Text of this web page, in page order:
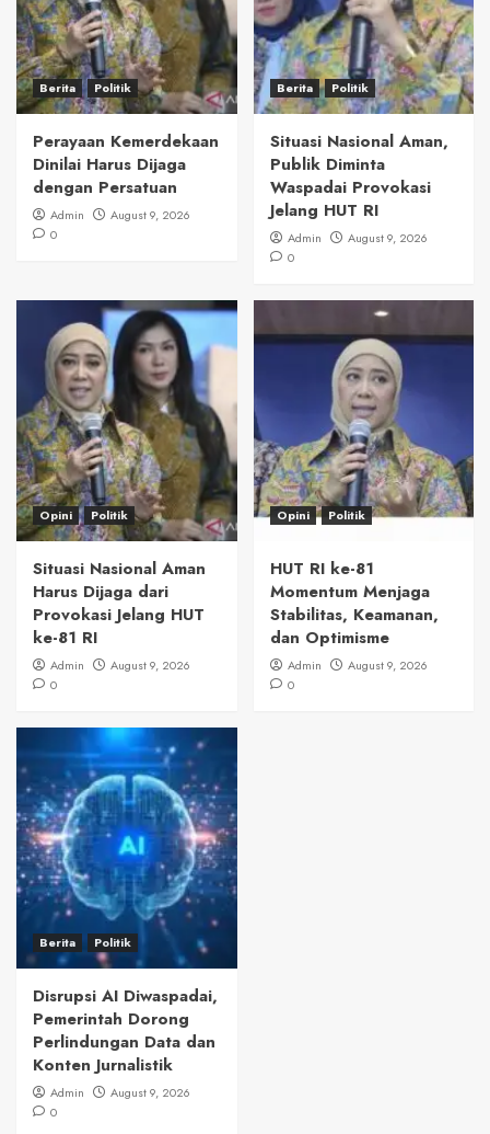
Berita Politik
Perayaan Kemerdekaan
Dinilai Harus Dijaga
dengan Persatuan
Admin
August 9, 2026
0
Berita Politik
Situasi Nasional Aman,
Publik Diminta
Waspadai Provokasi
Jelang HUT RI
Admin
August 9, 2026
0
Opini Politik
Situasi Nasional Aman
Harus Dijaga dari
Provokasi Jelang HUT
ke-81 RI
Admin
August 9, 2026
0
Opini Politik
HUT RI ke-81
Momentum Menjaga
Stabilitas, Keamanan,
dan Optimisme
Admin
August 9, 2026
0
Berita Politik
Disrupsi AI Diwaspadai,
Pemerintah Dorong
Perlindungan Data dan
Konten Jurnalistik
Admin
August 9, 2026
0